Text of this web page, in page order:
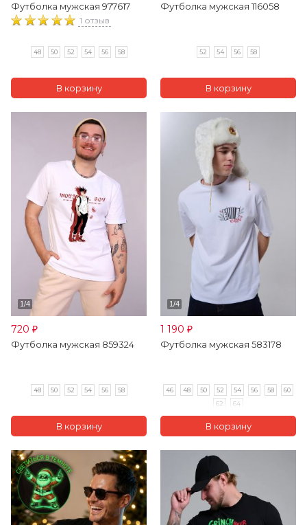
Футболка мужская 977617
1 отзыв
48 50 52 54 56 58
Футболка мужская 116058
52 54 56 58
720 ₽
Футболка мужская 859324
48 50 52 54 56 58
1 190 ₽
Футболка мужская 583178
46 48 50 52 54 56 58
60
62
64